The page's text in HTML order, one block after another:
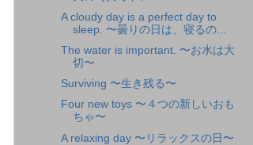
A cloudy day is a perfect day to
sleep. 〜曇りの日は、寝るの...
The water is important. 〜お水は大
切〜
Surviving 〜生き残る〜
Four new toys 〜４つの新しいおも
ちゃ〜
A relaxing day 〜リラックスの日〜